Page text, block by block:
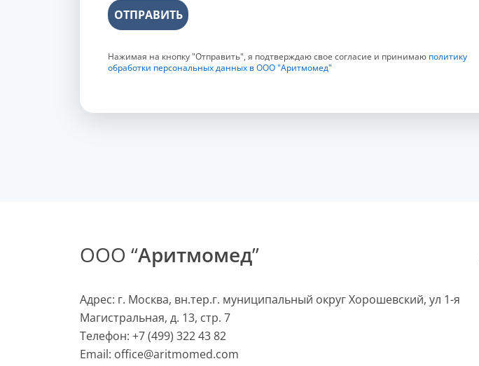
ОТПРАВИТЬ
Нажимая на кнопку "Отправить", я подтверждаю свое согласие и принимаю политику
обработки персональных данных в ООО "Аритмомед"
ООО “Аритмомед”
Адрес: г. Москва, вн.тер.г. муниципальный округ Хорошевский, ул 1-я
Магистральная, д. 13, стр. 7
Телефон: +7 (499) 322 43 82
Email: office@aritmomed.com